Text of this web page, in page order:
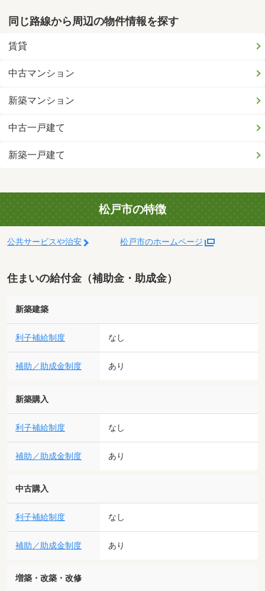
同じ路線から周辺の物件情報を探す
賃貸
中古マンション
新築マンション
中古一戸建て
新築一戸建て
松戸市の特徴
公共サービスや治安 松戸市のホームページ
住まいの給付金（補助金・助成金）
新築建築
利子補給制度 なし
補助／助成金制度 あり
新築購入
利子補給制度 なし
補助／助成金制度 あり
中古購入
利子補給制度 なし
補助／助成金制度 あり
増築・改築・改修